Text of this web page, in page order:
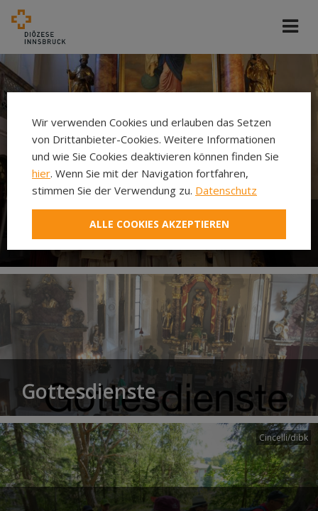
Ministrieren
Gottesdienste
Cincelli/dibk
Wir verwenden Cookies und erlauben das Setzen
von Drittanbieter-Cookies. Weitere Informationen
und wie Sie Cookies deaktivieren können finden Sie
hier. Wenn Sie mit der Navigation fortfahren,
stimmen Sie der Verwendung zu. Datenschutz
ALLE COOKIES AKZEPTIEREN